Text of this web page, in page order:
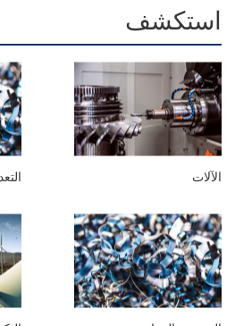
استكشف
الآلات